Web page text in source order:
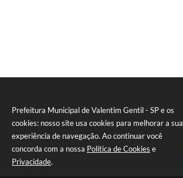
Prefeitura Municipal de Valentim Gentil - SP e os
cookies: nosso site usa cookies para melhorar a sua
experiência de navegação. Ao continuar você
concorda com a nossa Política de Cookies e
Privacidade.